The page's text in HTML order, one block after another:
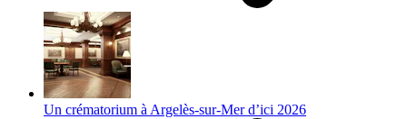
Un crématorium à Argelès-sur-Mer d’ici 2026